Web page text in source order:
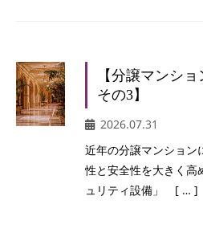
【分譲マンシ
その3】
2026.07.31
近年の分譲マンション
性と安全性を大きく高
ュリティ設備」 [ … ]